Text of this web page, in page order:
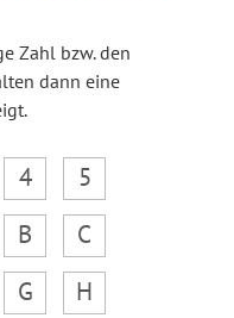
Zahl bzw. den
dann eine
4
5
B
C
G
H